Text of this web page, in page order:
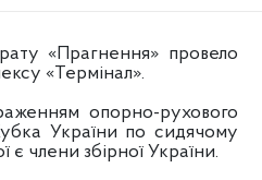
«Прагнення» провело
«Термінал».
опорно-рухового
України по сидячому
є члени збірної України.